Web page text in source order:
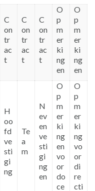
C
on
tr
ac
t
C
on
tr
ac
t
C
on
tr
ac
t
O
p
m
er
ki
ng
en
O
p
m
er
ki
ng
en
H
oo
fd
ve
sti
gi
ng
Te
a
m
N
ev
en
ve
sti
gi
ng
en
O
p
m
er
ki
ng
en
vo
or
do
ce
O
p
m
er
ki
ng
vo
or
di
re
cti